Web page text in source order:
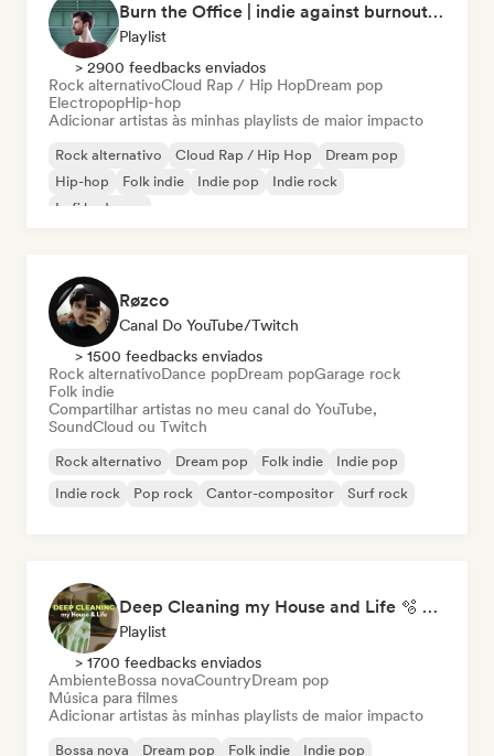
Burn the Office | indie against burnout (by Music Minds)
Playlist
> 2900 feedbacks enviados
Rock alternativoCloud Rap / Hip HopDream pop
ElectropopHip-hop
Adicionar artistas às minhas playlists de maior impacto
Rock alternativo Cloud Rap / Hip Hop
Dream pop
Hip-hop
Folk indie Indie pop
Indie rock
Lofi bedroom
Røzco
Canal Do YouTube/Twitch
> 1500 feedbacks enviados
Rock alternativoDance popDream popGarage rock
Folk indie
Compartilhar artistas no meu canal do YouTube,
SoundCloud ou Twitch
Rock alternativo Dream pop Folk indie
Indie pop
Indie rock
Pop rock Cantor-compositor Surf rock
Deep Cleaning my House and Life 🫧 Bedroom Pop & Indie Pop
Playlist
> 1700 feedbacks enviados
AmbienteBossa novaCountryDream pop
Música para filmes
Adicionar artistas às minhas playlists de maior impacto
Bossa nova Dream pop Folk indie Indie pop